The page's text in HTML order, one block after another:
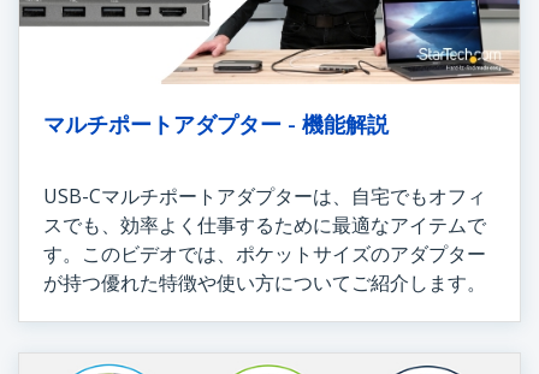
マルチポートアダプター - 機能解説
USB-Cマルチポートアダプターは、自宅でもオフィ
スでも、効率よく仕事するために最適なアイテムで
す。このビデオでは、ポケットサイズのアダプター
が持つ優れた特徴や使い方についてご紹介します。